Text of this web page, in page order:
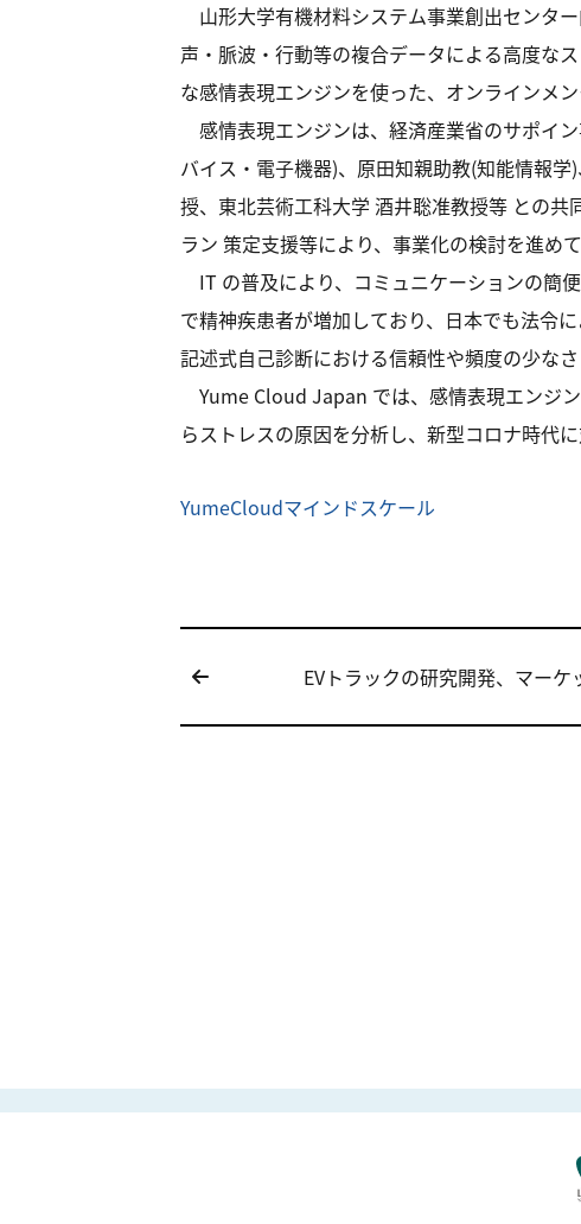
山形大学有機材料システム事業創出センタ
声・脈波・行動等の複合データによる高度な
な感情表現エンジンを使った、オンラインメ
感情表現エンジンは、経済産業省のサポイ
バイス・電子機器)、原田知親助教(知能情報
授、東北芸術工科大学 酒井聡准教授等 との
ラン 策定支援等により、事業化の検討を進めて
IT の普及により、コミュニケーションの簡
で精神疾患者が増加しており、日本でも法令
記述式自己診断における信頼性や頻度の少な
Yume Cloud Japan では、感情表現エンジ
らストレスの原因を分析し、新型コロナ時代
YumeCloudマインドスケール
EVトラックの研究開発、マー